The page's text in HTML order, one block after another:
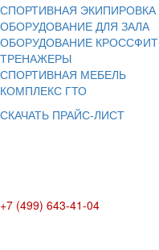
СПОРТИВНАЯ ЭКИПИРОВКА
ОБОРУДОВАНИЕ ДЛЯ ЗАЛА
ОБОРУДОВАНИЕ КРОССФИТ
ТРЕНАЖЕРЫ
СПОРТИВНАЯ МЕБЕЛЬ
КОМПЛЕКС ГТО
СКАЧАТЬ ПРАЙС-ЛИСТ
+7 (499) 643-41-04